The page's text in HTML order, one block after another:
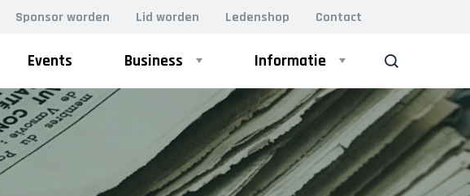
Sponsor worden Lid worden Ledenshop Contact
Events Business Informatie
ZOEK